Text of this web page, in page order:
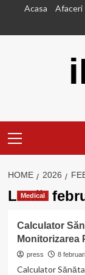
content
Acasa Afaceri
Menu
HOME 2026
Lună:
Medical
Calculator
Monitorizarea
press 8
Calculator